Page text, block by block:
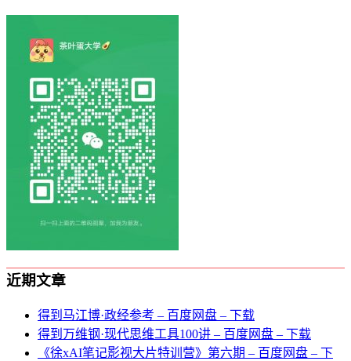
近期文章
得到马江博·政经参考 – 百度网盘 – 下载
得到万维钢·现代思维⼯具100讲 – 百度网盘 – 下载
《徐xAI笔记影视大片特训营》第六期 – 百度网盘 – 下